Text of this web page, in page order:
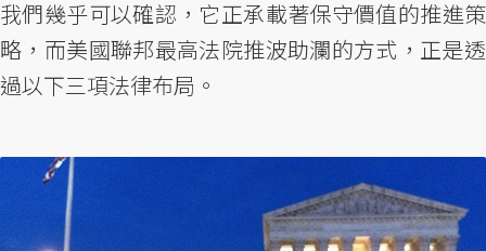
我們幾乎可以確認，它正承載著保守價值的推進策
略，而美國聯邦最高法院推波助瀾的方式，正是透
過以下三項法律布局。